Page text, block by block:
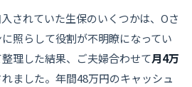
されていた生保のいくつかは、Oさ
照らして役割が不明瞭になってい
理した結果、ご夫婦合わせて月4万
ました。年間48万円のキャッシュ